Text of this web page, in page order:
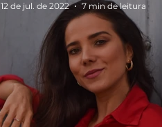
12 de jul. de 2022
7 min de leitura